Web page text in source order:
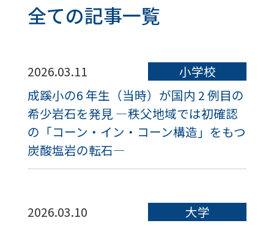
全ての記事一覧
2026.03.11
小学校
成蹊小の6 年生（当時）が国内 2 例目の
希少岩石を発見 ―秩父地域では初確認
の「コーン・イン・コーン構造」をもつ
炭酸塩岩の転石―
2026.03.10
大学